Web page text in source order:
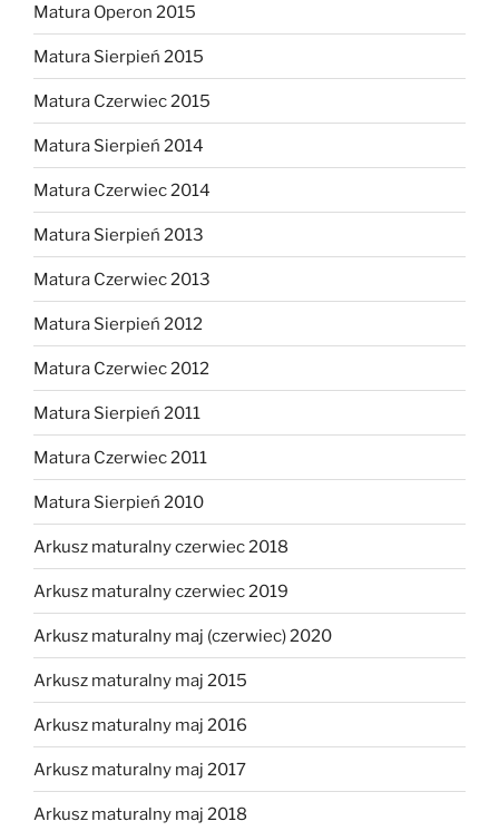
Matura Operon 2015
Matura Sierpień 2015
Matura Czerwiec 2015
Matura Sierpień 2014
Matura Czerwiec 2014
Matura Sierpień 2013
Matura Czerwiec 2013
Matura Sierpień 2012
Matura Czerwiec 2012
Matura Sierpień 2011
Matura Czerwiec 2011
Matura Sierpień 2010
Arkusz maturalny czerwiec 2018
Arkusz maturalny czerwiec 2019
Arkusz maturalny maj (czerwiec) 2020
Arkusz maturalny maj 2015
Arkusz maturalny maj 2016
Arkusz maturalny maj 2017
Arkusz maturalny maj 2018